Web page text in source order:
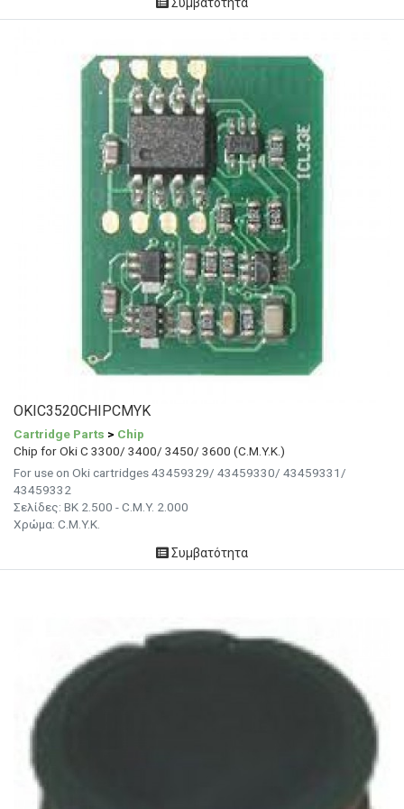
Συμβατότητα
OKIC3520CHIPCMYK
Cartridge Parts > Chip
Chip for Oki C 3300/ 3400/ 3450/ 3600 (C.M.Y.K.)
For use on Oki cartridges 43459329/ 43459330/ 43459331/
43459332
Σελίδες: BK 2.500 - C.M.Y. 2.000
Χρώμα: C.M.Y.K.
Συμβατότητα